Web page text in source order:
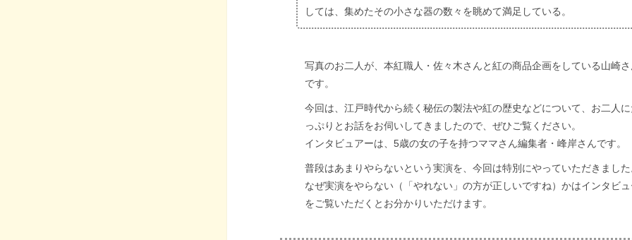
しては、集めたその小さな器の数々を眺めて満足している。
写真のお二人が、本紅職人・佐々木さんと紅の商品企画をしている山崎さ
です。
今回は、江戸時代から続く秘伝の製法や紅の歴史などについて、お二人に
っぷりとお話をお伺いしてきましたので、ぜひご覧ください。
インタビュアーは、5歳の女の子を持つママさん編集者・峰岸さんです。
普段はあまりやらないという実演を、今回は特別にやっていただきました
なぜ実演をやらない（「やれない」の方が正しいですね）かはインタビュ
をご覧いただくとお分かりいただけます。